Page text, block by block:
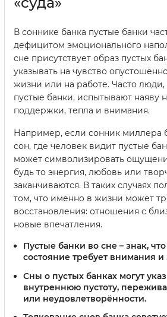
В соннике банка пустые банки
дефицитом эмоционального
сне присутствует образ пустых
указывать на чувство
жизни или на работе. Часто люди,
пустые банки, испытывают наяву
поддержки, тепла и внимания.
Например, если сонник миллера
сон, где человек видит пустые
может символизировать
будь то энергия, любовь или
заканчиваются. В таких случаях
том, что именно в жизни может
восстановления: отношения с
новые впечатления.
Пустые банки во сне – знак,
состояние требует внимания и
Сны о пустых банках могут
внутреннюю пустоту,
или неудовлетворённости.